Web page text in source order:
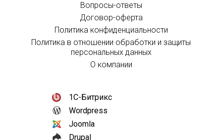
Вопросы-ответы
Договор-оферта
Политика конфиденциальности
Политика в отношении обработки и защиты
персональных данных
О компании
1С-Битрикс
Wordpress
Joomla
Drupal